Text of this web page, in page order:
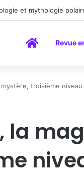
: la peinture comme un
AccueilRevue
troisième niveau
la